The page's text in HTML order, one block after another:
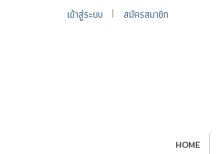
เข้าสู่ระบบ สมัครสมาชิก
HOME